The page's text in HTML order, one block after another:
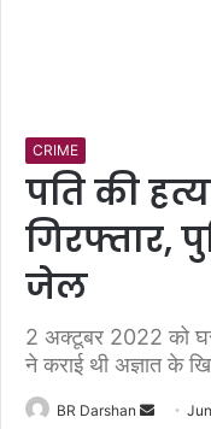
CRIME
पति की
गिरफ्तार,
जेल
2 अक्टूबर 2022 को
ने कराई थी अज्ञात के
BR Darshan